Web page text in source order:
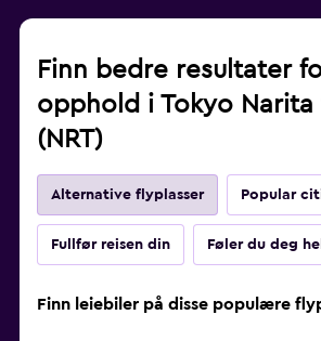
Finn bedre resultater
opphold i Tokyo Narita
(NRT)
Alternative flyplasser Popular
Fullfør reisen din Føler du deg
Finn leiebiler på disse populære